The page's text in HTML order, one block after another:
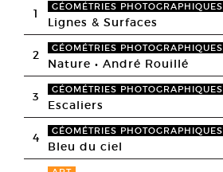
1 GÉOMÉTRIES PHOTOGRAPHIQUES
Lignes & Surfaces
2 GÉOMÉTRIES PHOTOGRAPHIQUES
Nature • André Rouillé
3 GÉOMÉTRIES PHOTOGRAPHIQUES
Escaliers
4 GÉOMÉTRIES PHOTOGRAPHIQUES
Bleu du ciel